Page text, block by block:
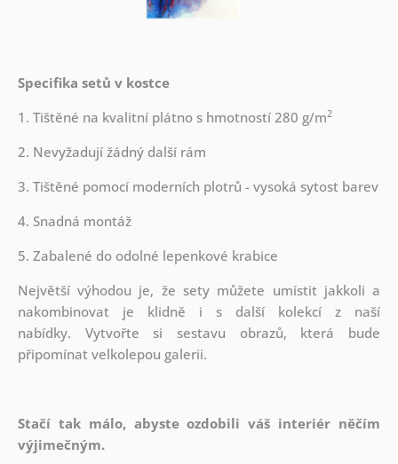
Specifika setů v kostce
1. Tištěné na kvalitní plátno s hmotností 280 g/m2
2. Nevyžadují žádný další rám
3. Tištěné pomocí moderních plotrů - vysoká sytost barev
4. Snadná montáž
5. Zabalené do odolné lepenkové krabice
Největší výhodou je, že sety můžete umístit jakkoli a
nakombinovat je klidně i s další kolekcí z naší
nabídky. Vytvořte si sestavu obrazů, která bude
připomínat velkolepou galerii.
Stačí tak málo, abyste ozdobili váš interiér něčím
výjimečným.